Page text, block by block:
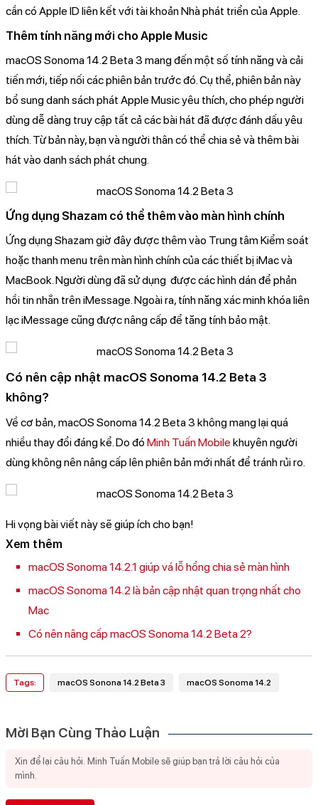
cần có Apple ID liên kết với tài khoản Nhà phát triển của Apple.
Thêm tính năng mới cho Apple Music
macOS Sonoma 14.2 Beta 3 mang đến một số tính năng và cải
tiến mới, tiếp nối các phiên bản trước đó. Cụ thể, phiên bản này
bổ sung danh sách phát Apple Music yêu thích, cho phép người
dùng dễ dàng truy cập tất cả các bài hát đã được đánh dấu yêu
thích. Từ bản này, bạn và người thân có thể chia sẻ và thêm bài
hát vào danh sách phát chung.
Ứng dụng Shazam có thể thêm vào màn hình chính
Ứng dụng Shazam giờ đây được thêm vào Trung tâm Kiểm soát
hoặc thanh menu trên màn hình chính của các thiết bị iMac và
MacBook. Người dùng đã sử dụng được các hình dán để phản
hồi tin nhắn trên iMessage. Ngoài ra, tính năng xác minh khóa liên
lạc iMessage cũng được nâng cấp để tăng tính bảo mật.
Có nên cập nhật macOS Sonoma 14.2 Beta 3
không?
Về cơ bản, macOS Sonoma 14.2 Beta 3 không mang lại quá
nhiều thay đổi đáng kể. Do đó Minh Tuấn Mobile khuyên người
dùng không nên nâng cấp lên phiên bản mới nhất để tránh rủi ro.
Hi vọng bài viết này sẽ giúp ích cho bạn!
Xem thêm
macOS Sonoma 14.2.1 giúp vá lỗ hổng chia sẻ màn hình
macOS Sonoma 14.2 là bản cập nhật quan trọng nhất cho
Mac
Có nên nâng cấp macOS Sonoma 14.2 Beta 2?
Tags: macOS Sonona 14.2 Beta 3 macOS Sonoma 14.2
Mời Bạn Cùng Thảo Luận